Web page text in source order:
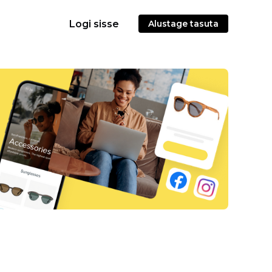
Logi sisse Alustage tasuta